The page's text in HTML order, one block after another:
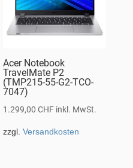
Acer Notebook
TravelMate P2
(TMP215-55-G2-TCO-
7047)
1.299,00CHF inkl. MwSt.
zzgl.Versandkosten